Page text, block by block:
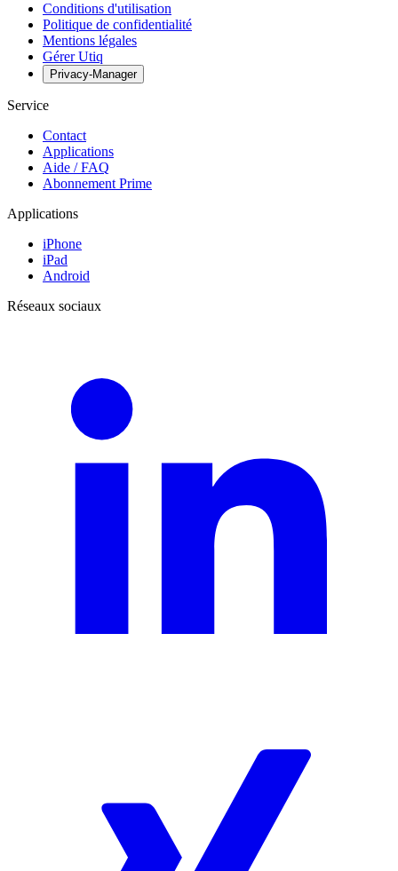
Conditions d'utilisation
Politique de confidentialité
Mentions légales
Gérer Utiq
Privacy-Manager
Service
Contact
Applications
Aide / FAQ
Abonnement Prime
Applications
iPhone
iPad
Android
Réseaux sociaux